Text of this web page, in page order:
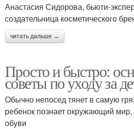
Анастасия Сидорова, бьюти-
создательница косметического
читать дальше →
Просто и быстро:
советы по уходу за
Обычно непосед тянет в самую
ребенок познает окружающий
обуви